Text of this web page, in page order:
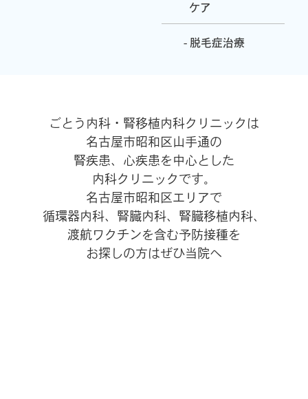
ケア
- 脱毛症治療
ごとう内科・腎移植内科クリニックは
名古屋市昭和区山手通の
腎疾患、心疾患を中心とした
内科クリニックです。
名古屋市昭和区エリアで
循環器内科、腎臓内科、腎臓移植内科、
渡航ワクチンを含む予防接種を
お探しの方はぜひ当院へ